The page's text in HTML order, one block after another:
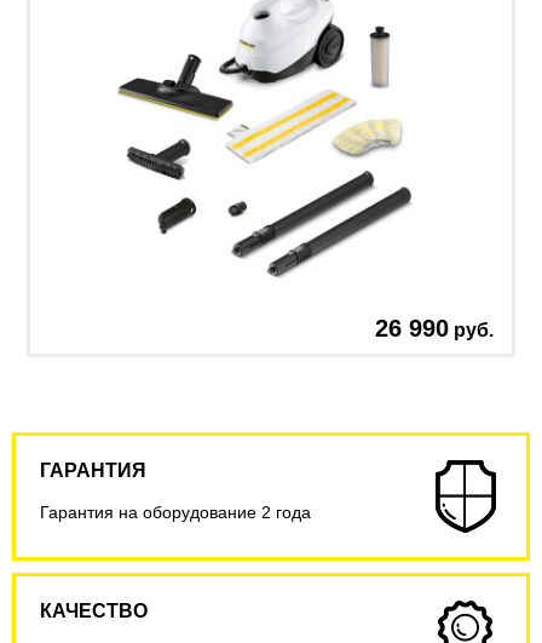
26 990 руб.
ГАРАНТИЯ
Гарантия на оборудование 2 года
КАЧЕСТВО